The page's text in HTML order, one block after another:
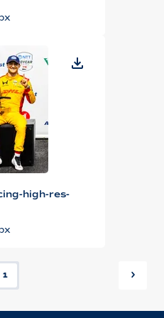
high-res-
1